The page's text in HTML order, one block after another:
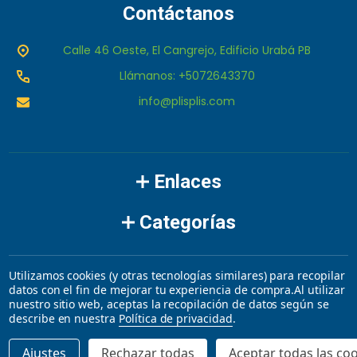
Contáctanos
Calle 46 Oeste, El Cangrejo, Edificio Urabá PB
Llámanos: +5072643370
info@plisplis.com
Enlaces
Categorías
Marcas
©2026 plisplis.
Utilizamos cookies (y otras tecnologías similares) para recopilar
datos con el fin de mejorar tu experiencia de compra.Al utilizar
nuestro sitio web, aceptas la recopilación de datos según se
describe en nuestra Política de privacidad.
Ajustes Rechazar todas Aceptar todas las